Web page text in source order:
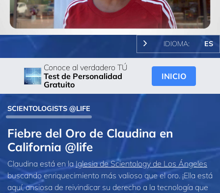
Video
IDIOMA: ES
Conoce al verdadero TÚ
Test de Personalidad
Gratuito
INICIO
SCIENTOLOGISTS @LIFE
Fiebre del Oro de Claudina en
California @life
Claudina está en laIglesia de Scientology de Los Ángeles
buscando enriquecimiento más valioso que el oro. ¡Ella está
aquí, ansiosa de reivindicar su derecho a la tecnología que